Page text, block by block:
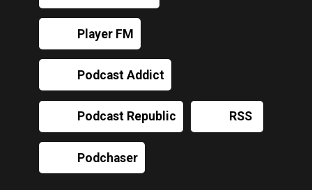
Player FM
Podcast Addict
Podcast Republic RSS
Podchaser